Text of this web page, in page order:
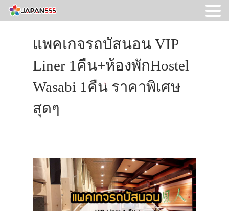
แพคเกจรถบัสนอน VIP
Liner 1คืน+ห้องพักHostel
Wasabi 1คืน ราคาพิเศษ
สุดๆ